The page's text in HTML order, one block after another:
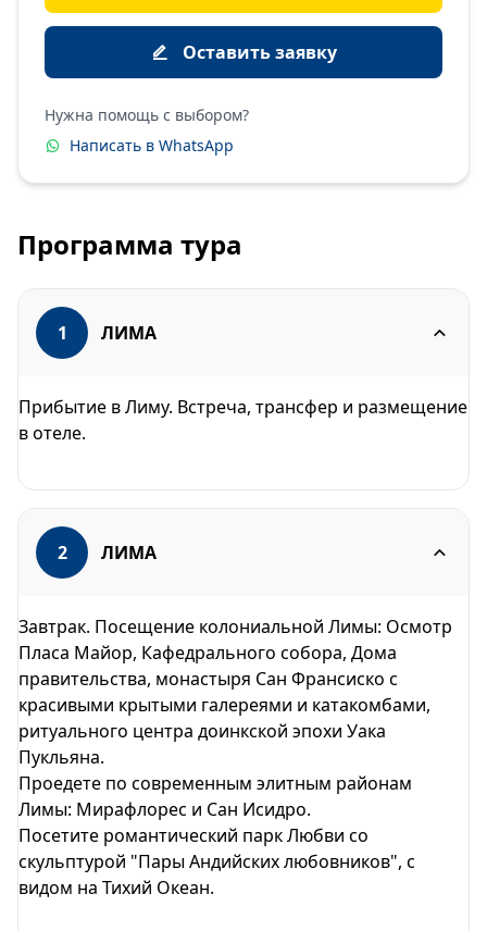
Оставить заявку
Нужна помощь с выбором?
Написать в WhatsApp
Программа тура
1 ЛИМА
Прибытие в Лиму. Встреча, трансфер и pазмещение
в отеле.
2 ЛИМА
Завтрак. Посещение колониальной Лимы: Осмотр
Пласа Майор, Кафедрального собора, Дома
правительства, монастыря Сан Франсиско с
красивыми крытыми галереями и катакомбами,
ритуального центра доинкской эпохи Уака
Пукльяна.
Проедете по современным элитным районам
Лимы: Мирафлорес и Сан Исидро.
Посетите романтический парк Любви со
скульптурой "Пары Андийских любовников", с
видом на Тихий Океан.